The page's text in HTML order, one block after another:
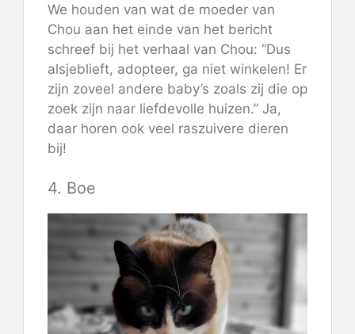
We houden van wat de moeder van
Chou aan het einde van het bericht
schreef bij het verhaal van Chou: “Dus
alsjeblieft, adopteer, ga niet winkelen! Er
zijn zoveel andere baby’s zoals zij die op
zoek zijn naar liefdevolle huizen.” Ja,
daar horen ook veel raszuivere dieren
bij!
4. Boe